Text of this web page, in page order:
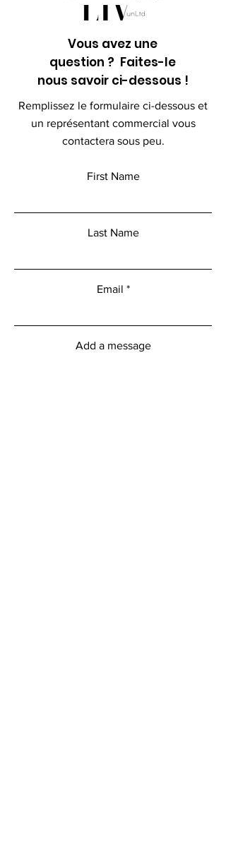
Vous avez une
question ? Faites-le
nous savoir ci-dessous !
Remplissez le formulaire ci-dessous et
un représentant commercial vous
contactera sous peu.
First Name
Last Name
Email
Add a message